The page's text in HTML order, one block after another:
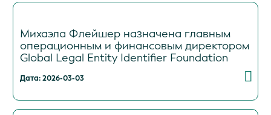
Михаэла Флейшер назначена главным
операционным и финансовым директором
Global Legal Entity Identifier Foundation
Дата: 2026-03-03